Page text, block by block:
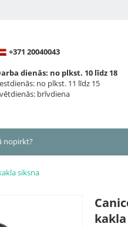
+371 20040043
dienās: no plkst. 10 līdz 18
no plkst. 11 līdz 15
brīvdiena
nopirkt?
siksna